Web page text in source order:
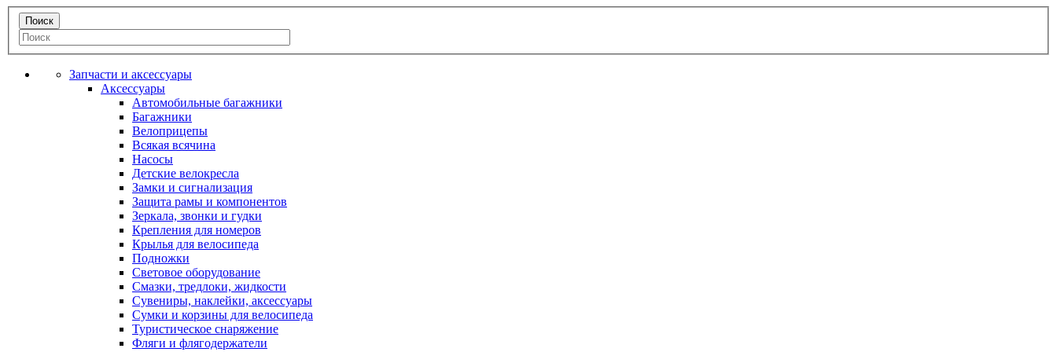
Запчасти и аксессуары
Аксессуары
Автомобильные багажники
Багажники
Велоприцепы
Всякая всячина
Насосы
Детские велокресла
Замки и сигнализация
Защита рамы и компонентов
Зеркала, звонки и гудки
Крепления для номеров
Крылья для велосипеда
Подножки
Световое оборудование
Смазки, тредлоки, жидкости
Сувениры, наклейки, аксессуары
Сумки и корзины для велосипеда
Туристическое снаряжение
Фляги и флягодержатели